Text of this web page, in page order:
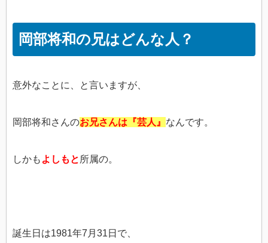
岡部将和の兄はどんな人？
意外なことに、と言いますが、
岡部将和さんのお兄さんは『芸人』 なんです。
しかも よしもと所属の。
誕生日は1981年7月31日で、